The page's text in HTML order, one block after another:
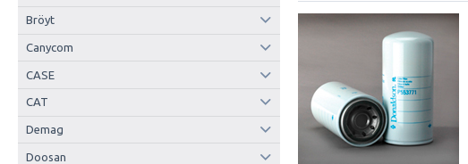
Bröyt
Canycom
CASE
CAT
Demag
Doosan